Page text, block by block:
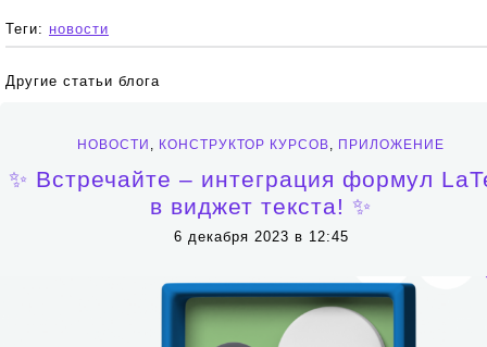
Теги: новости
Другие статьи блога
НОВОСТИ , КОНСТРУКТОР КУРСОВ, ПРИЛОЖЕНИЕ
✨ Встречайте – интеграция формул
в виджет текста! ✨
6 декабря 2023 в 12:45